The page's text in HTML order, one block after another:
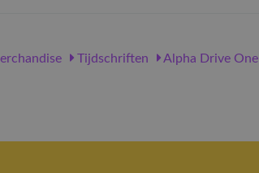
Tijdschriften Alpha Drive One